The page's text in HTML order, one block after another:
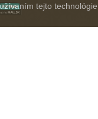
tejto technológie.